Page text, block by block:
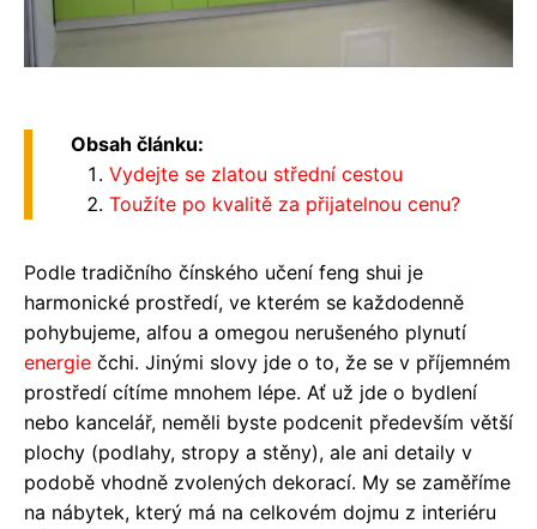
Obsah článku:
Vydejte se zlatou střední cestou
Toužíte po kvalitě za přijatelnou cenu?
Podle tradičního čínského učení feng shui je
harmonické prostředí, ve kterém se každodenně
pohybujeme, alfou a omegou nerušeného plynutí
energie čchi. Jinými slovy jde o to, že se v příjemném
prostředí cítíme mnohem lépe. Ať už jde o bydlení
nebo kancelář, neměli byste podcenit především větší
plochy (podlahy, stropy a stěny), ale ani detaily v
podobě vhodně zvolených dekorací. My se zaměříme
na nábytek, který má na celkovém dojmu z interiéru